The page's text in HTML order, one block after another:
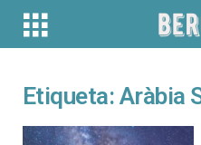
Etiqueta: Aràbia